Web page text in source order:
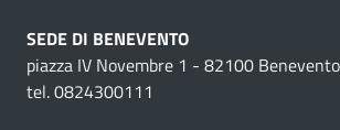
SEDE DI BENEVENTO
piazza IV Novembre 1 - 82100 Benevento
tel. 0824300111